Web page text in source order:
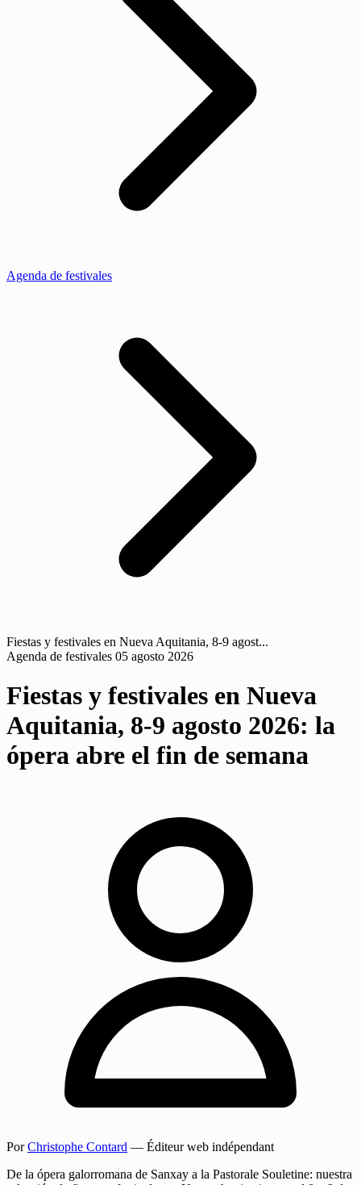
Agenda de festivales
Fiestas y festivales en Nueva Aquitania, 8-9 agost...
Agenda de festivales 05 agosto 2026
Fiestas y festivales en Nueva
Aquitania, 8-9 agosto 2026: la
ópera abre el fin de semana
PorChristophe Contard — Éditeur web indépendant
De la ópera galorromana de Sanxay a la Pastorale Souletine: nuestra